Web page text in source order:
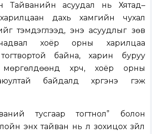
асуудал нь Хятад–
дахь хамгийн чухал
тэмдэглээд, энэ асуудлыг зөв
хоёр орны харилцаа
байна, харин буруу
мөргөлдөөнд хүрч, хоёр орны
байдалд хүргэнэ гэж
тусгаар тогтнол” болон
энх тайван нь үл зохицох зүйл